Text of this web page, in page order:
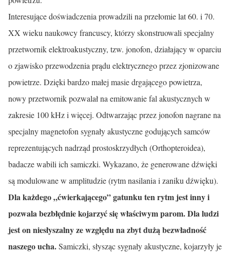
Interesujące doświadczenia prowadzili na przełomie lat 60. i 70.
XX wieku naukowcy francuscy, którzy skonstruowali specjalny
przetwornik elektroakustyczny, tzw. jonofon, działający w oparciu
o zjawisko przewo­dzenia prądu elektrycznego przez zjonizowane
powietrze. Dzięki bardzo małej masie drgającego powietrza,
nowy przetwornik pozwalał na emito­wanie fal akustycznych w
zakresie 100 kHz i więcej. Odtwarzając przez jonofon nagrane na
specjalny magnetofon sygnały akustyczne godujących samców
reprezentujących nadrząd prostoskrzydłych (Orthopteroidea),
bada­cze wabili ich samiczki. Wykazano, że generowane dźwięki
są modulowane w amplitudzie (rytm nasilania i zaniku dźwięku).
Dla każdego „ćwierka­jącego” gatunku ten rytm jest inny i
pozwala bezbłędnie kojarzyć się właściwym parom. Dla ludzi
jest on niesłyszalny ze względu na zbyt dużą bezwładność
naszego ucha.Samiczki, słysząc sygnały akustyczne, kojarzyły je